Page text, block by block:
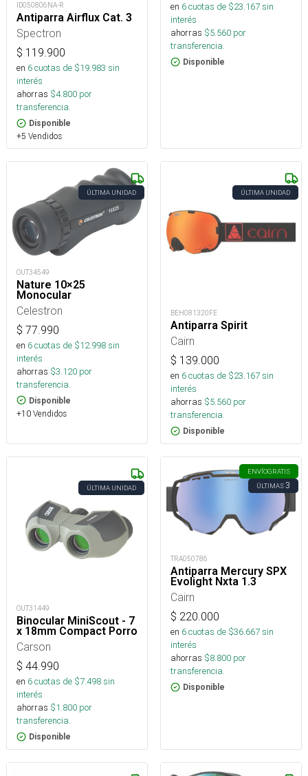
ID050806NA-R
Antiparra Airflux Cat. 3
Spectron
$ 119.900
en 6cuotas de $19.983 sin
interés
ahorras $4.800 por
transferencia.
Disponible
+5 Vendidos
en 6cuotas de $23.167sin
interés
ahorras $5.560 por
transferencia.
Disponible
ÚLTIMA UNIDAD
OUT34549
Nature 10×25
Monocular
Celestron
$ 77.990
en 6cuotas de $12.998sin
interés
ahorras $3.120 por
transferencia.
Disponible
+10 Vendidos
ÚLTIMA UNIDAD
BEH081320FE
Antiparra Spirit
Cairn
$ 139.000
en 6cuotas de $23.167sin
interés
ahorras $5.560 por
transferencia.
Disponible
ÚLTIMA UNIDAD
OUT31449
Binocular MiniScout - 7
x 18mm Compact Porro
Carson
$ 44.990
en 6cuotas de $7.498sin
interés
ahorras $1.800 por
transferencia.
Disponible
ENVÍOGRATIS
ÚLTIMAS3
TRA050786
Antiparra Mercury SPX
Evolight Nxta 1.3
Cairn
$ 220.000
en 6cuotas de $36.667sin
interés
ahorras $8.800 por
transferencia.
Disponible